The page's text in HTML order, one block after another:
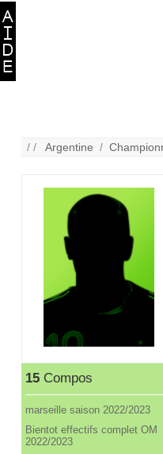
/ /Argentine /
15Compos
marseille saison 2022/2023
Bientot effectifs complet OM
2022/2023